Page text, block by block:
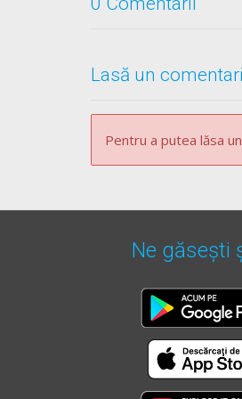
(3)Constituie
dreptului de a
b) conducerea
OUG* -
Permisul de
[...]
Lasă un
Pentru a putea lăsa
Ne găsești